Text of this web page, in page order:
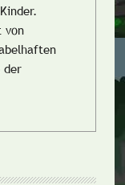
von
der